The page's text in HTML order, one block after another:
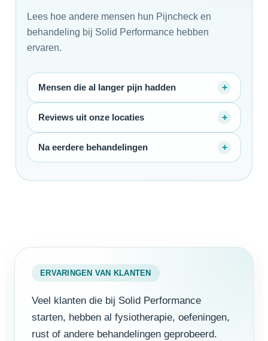
Lees hoe andere mensen hun Pijncheck en
behandeling bij Solid Performance hebben
ervaren.
Mensen die al langer pijn hadden
Reviews uit onze locaties
Na eerdere behandelingen
ERVARINGEN VAN KLANTEN
Veel klanten die bij Solid Performance
starten, hebben al fysiotherapie, oefeningen,
rust of andere behandelingen geprobeerd.